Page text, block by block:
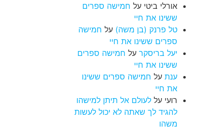
אורלי ביטי על חמישה ספרים
ששינו את חיי
טל פרנק (בן משה) על חמישה
ספרים ששינו את חיי
יעל בריסקר על חמישה ספרים
ששינו את חיי
ענת על חמישה ספרים ששינו
את חיי
רועי עללעולם אל תיתן למישהו
להגיד לך שאתה לא יכול לעשות
משהו